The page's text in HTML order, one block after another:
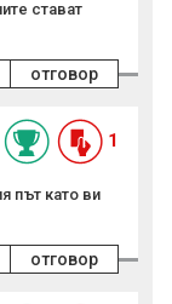
стават
отговор
1
път като ви
отговор